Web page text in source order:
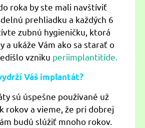
roka by ste mali navštíviť
prehliadku a každých 6
zubnú hygieničku, ktorá
a ukáže Vám ako sa starať o
vzniku periimplantitíde.
Váš implantát?
sú úspešne používané už
rokov a vieme, že pri dobrej
budú slúžiť mnoho rokov.